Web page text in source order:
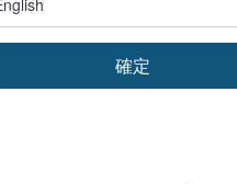
裝完整退回 】
確定